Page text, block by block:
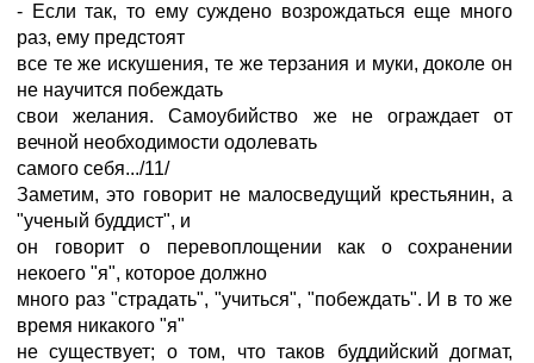
- Если так, то ему суждено возрождаться еще много
раз, ему предстоят
все те же искушения, те же терзания и муки, доколе он
не научится побеждать
свои желания. Самоубийство же не ограждает от
вечной необходимости одолевать
самого себя.../11/
Заметим, это говорит не малосведущий крестьянин, а
"ученый буддист", и
он говорит о перевоплощении как о сохранении
некоего "я", которое должно
много раз "страдать", "учиться", "побеждать". И в то же
время никакого "я"
не существует; о том, что таков буддийский догмат,